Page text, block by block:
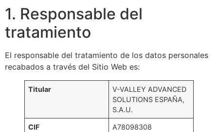
1. Responsable del
tratamiento
El responsable del tratamiento de los datos personales
recabados a través del Sitio Web es:
Titular
V-VALLEY ADVANCED
SOLUTIONS ESPAÑA,
S.A.U.
CIF A78098308